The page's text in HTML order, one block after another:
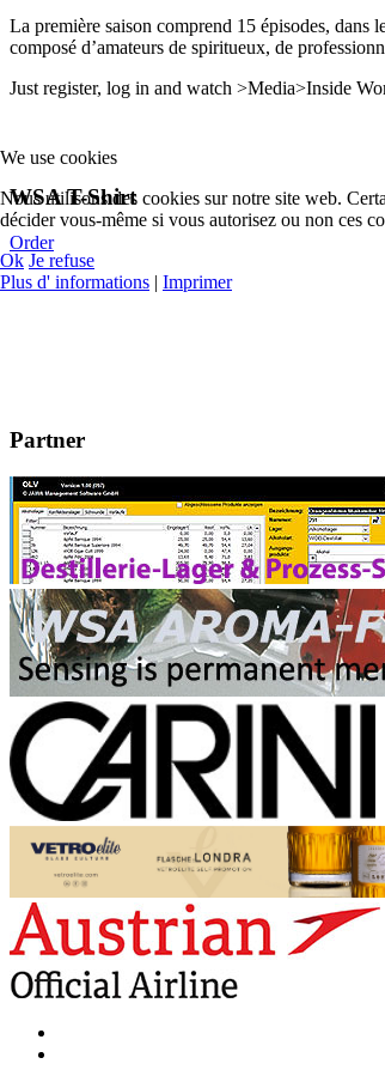
La première saison comprend 15 épisodes, dans
composé d’amateurs de spiritueux, de
Just register, log in and watch >Media>Inside
WSA T-Shirt
Order
Partner
We use cookies
Nous utilisons des cookies sur notre site web.
décider vous-même si vous autorisez ou non ces
Ok Je refuse
Plus d' informations | Imprimer